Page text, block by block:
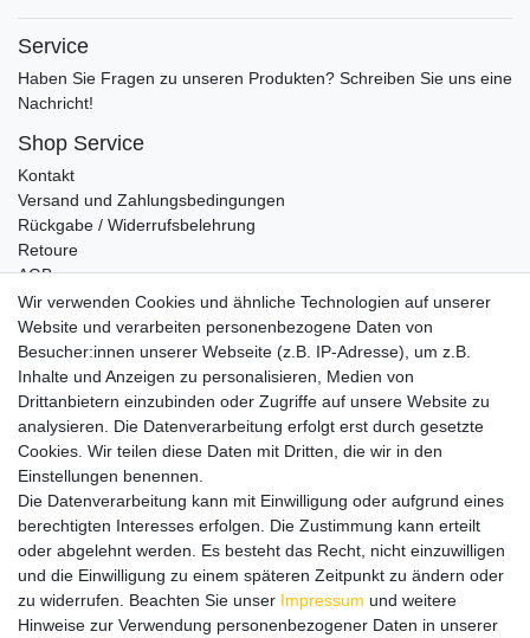
Service
Haben Sie Fragen zu unseren Produkten? Schreiben Sie uns eine
Nachricht!
Shop Service
Kontakt
Versand und Zahlungsbedingungen
Rückgabe / Widerrufsbelehrung
Retoure
AGB
Vertrag widerrufen
Informationen
Datenschutz
Impressum
Wir verschicken klimaneutral mit DPD
Zahlungsmethoden
Wir verwenden Cookies und ähnliche Technologien auf unserer
Website und verarbeiten personenbezogene Daten von
Besucher:innen unserer Webseite (z.B. IP-Adresse), um z.B.
Inhalte und Anzeigen zu personalisieren, Medien von
Drittanbietern einzubinden oder Zugriffe auf unsere Website zu
analysieren. Die Datenverarbeitung erfolgt erst durch gesetzte
Cookies. Wir teilen diese Daten mit Dritten, die wir in den
Einstellungen benennen.
Die Datenverarbeitung kann mit Einwilligung oder aufgrund eines
berechtigten Interesses erfolgen. Die Zustimmung kann erteilt
oder abgelehnt werden. Es besteht das Recht, nicht einzuwilligen
und die Einwilligung zu einem späteren Zeitpunkt zu ändern oder
zu widerrufen. Beachten Sie unser Impressum und weitere
Hinweise zur Verwendung personenbezogener Daten in unserer